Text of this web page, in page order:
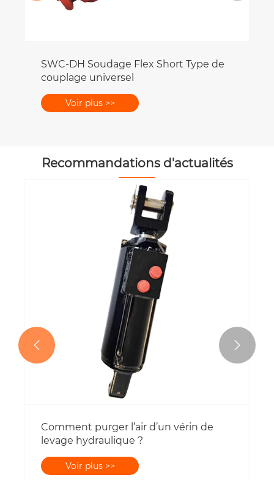
SWC-DH Soudage Flex Short Type de
couplage universel
Voir plus >>
Recommandations d'actualités
Comment purger l’air d’un vérin de
levage hydraulique ?
Voir plus >>
 